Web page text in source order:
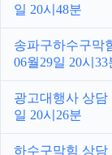
일 20시48분
송파구하수구막
06월29일 20시33
광고대행사 상담
일 20시26분
하수구막힘 상담